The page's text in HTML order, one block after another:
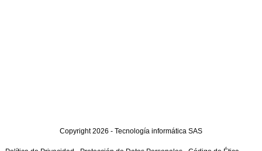
Copyright 2026 - Tecnología informática SAS